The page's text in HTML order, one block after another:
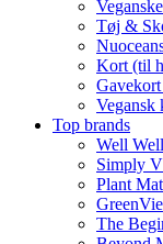
Tøj &
Kort (til
Vegansk
Top brands
Well Well
Simply
Plant
GreenVie
The